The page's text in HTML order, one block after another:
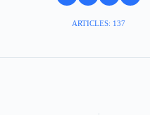
ARTICLES: 137